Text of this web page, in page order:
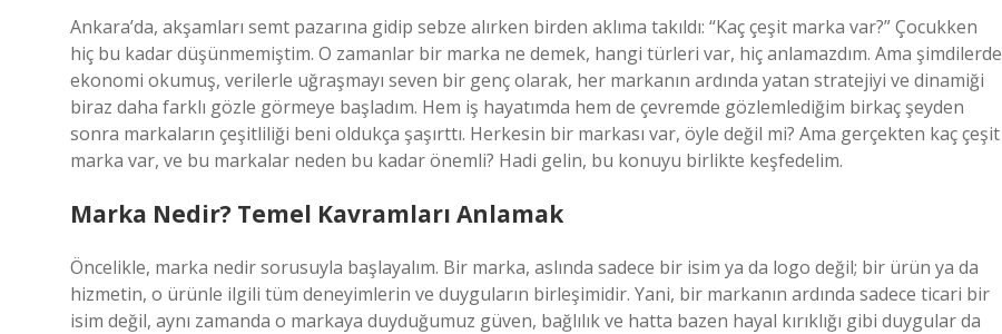
Ankara’da, akşamları semt pazarına gidip sebze alırken birden aklıma takıldı: “Kaç çeşit marka var?” Çocukken
hiç bu kadar düşünmemiştim. O zamanlar bir marka ne demek, hangi türleri var, hiç anlamazdım. Ama şimdilerde
ekonomi okumuş, verilerle uğraşmayı seven bir genç olarak, her markanın ardında yatan stratejiyi ve dinamiği
biraz daha farklı gözle görmeye başladım. Hem iş hayatımda hem de çevremde gözlemlediğim birkaç şeyden
sonra markaların çeşitliliği beni oldukça şaşırttı. Herkesin bir markası var, öyle değil mi? Ama gerçekten kaç çeşit
marka var, ve bu markalar neden bu kadar önemli? Hadi gelin, bu konuyu birlikte keşfedelim.
Marka Nedir? Temel Kavramları Anlamak
Öncelikle, marka nedir sorusuyla başlayalım. Bir marka, aslında sadece bir isim ya da logo değil; bir ürün ya da
hizmetin, o ürünle ilgili tüm deneyimlerin ve duyguların birleşimidir. Yani, bir markanın ardında sadece ticari bir
isim değil, aynı zamanda o markaya duyduğumuz güven, bağlılık ve hatta bazen hayal kırıklığı gibi duygular da